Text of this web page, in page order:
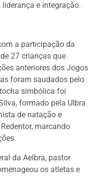
e integração.
a participação da
27 crianças que
anteriores dos Jogos
foram saudados pelo
simbólica foi
formado pela Ulbra
de natação e
marcando
da Aelbra, pastor
os atletas e